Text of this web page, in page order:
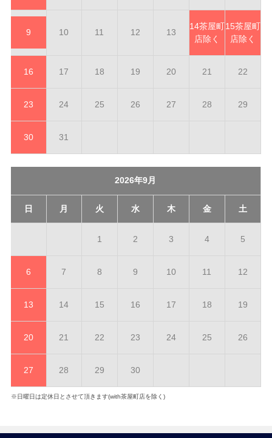
9 10 11 12 13
14茶屋町
店除く
15茶屋町
店除く
16 17 18 19 20 21 22
23 24 25 26 27 28 29
30 31
2026年9月
日 月 火 水 木 金 土
1 2 3 4 5
6 7 8 9 10 11 12
13 14 15 16 17 18 19
20 21 22 23 24 25 26
27 28 29 30
※日曜日は定休日とさせて頂きます(with茶屋町店を除く)